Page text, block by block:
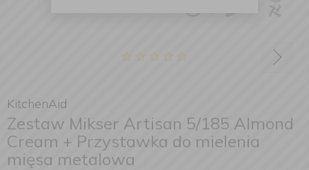
KitchenAid
Zestaw Mikser Artisan 5/185 Almond
Cream + Przystawka do mielenia
mięsa metalowa